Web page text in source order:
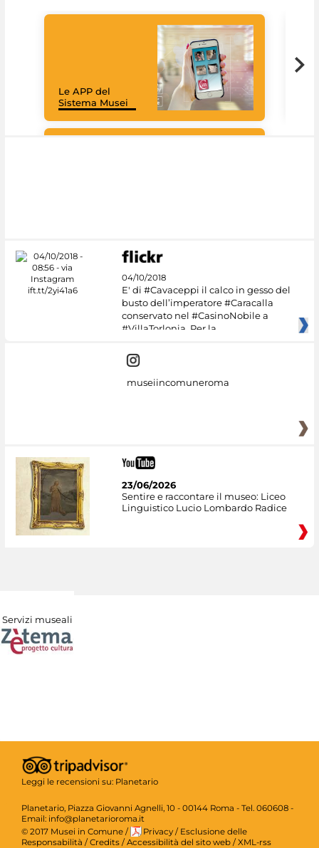
Le APP del
Sistema Musei
04/10/2018
E' di #Cavaceppi il calco in gesso del
busto dell’imperatore #Caracalla
conservato nel #CasinoNobile a
#VillaTorlonia. Per la
museiincomuneroma
23/06/2026
Sentire e raccontare il museo: Liceo
Linguistico Lucio Lombardo Radice
Servizi museali
Leggi le recensioni su: Planetario
Planetario, Piazza Giovanni Agnelli, 10 - 00144 Roma - Tel. 060608 -
Email: info@planetarioroma.it
© 2017 Musei in Comune / Privacy / Esclusione delle
Responsabilità /Credits /Accessibilità del sito web /XML-rss